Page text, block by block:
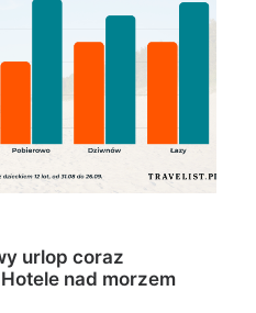
urlop coraz
nad morzem